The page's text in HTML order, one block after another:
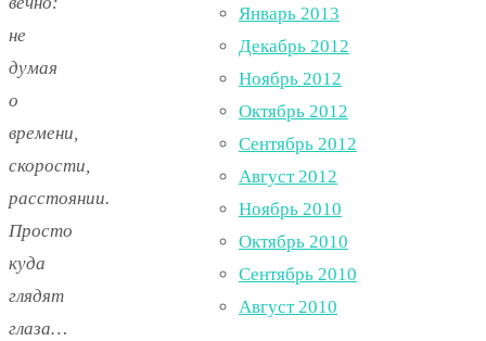
не
думая
о
времени,
скорости,
расстоянии.
Просто
куда
глядят
глаза…
Январь 2013
Декабрь 2012
Ноябрь 2012
Октябрь 2012
Сентябрь 2012
Август 2012
Ноябрь 2010
Октябрь 2010
Сентябрь 2010
Август 2010